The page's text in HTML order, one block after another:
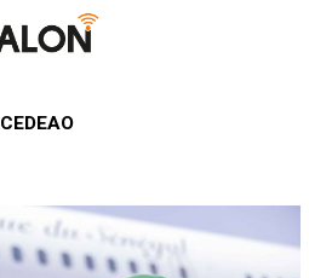
CEDEAO